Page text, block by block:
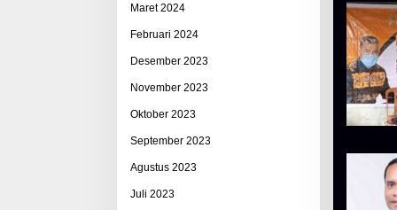
Maret 2024
Februari 2024
Desember 2023
November 2023
Oktober 2023
September 2023
Agustus 2023
Juli 2023